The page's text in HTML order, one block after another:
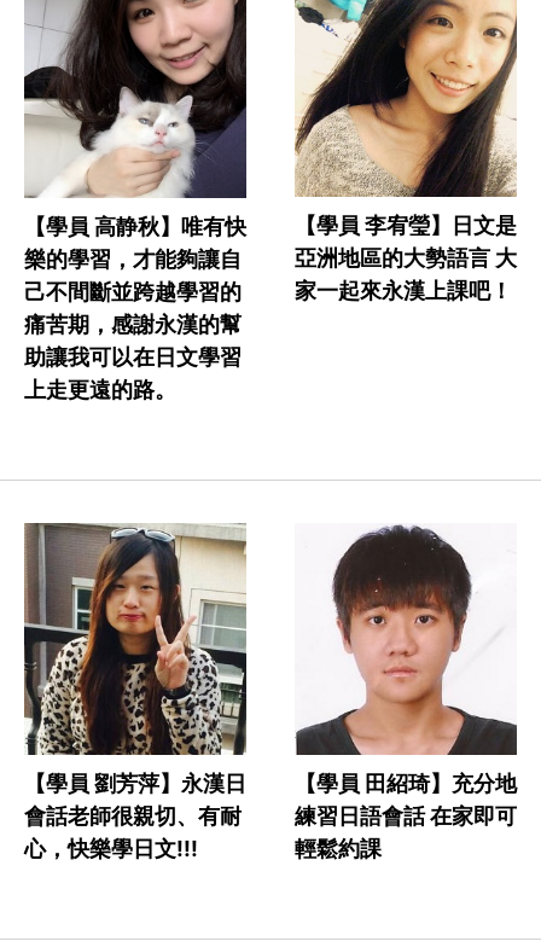
【學員 高静秋】唯有快
樂的學習，才能夠讓自
己不間斷並跨越學習的
痛苦期，感謝永漢的幫
助讓我可以在日文學習
上走更遠的路。
【學員 李宥瑩】日文是
亞洲地區的大勢語言 大
家一起來永漢上課吧！
【學員 劉芳萍】永漢日
會話老師很親切、有耐
心，快樂學日文!!!
【學員 田紹琦】充分地
練習日語會話 在家即可
輕鬆約課